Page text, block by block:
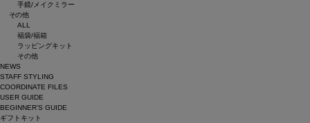
手鏡/メイクミラー
その他
ALL
福袋/福箱
ラッピングキット
その他
NEWS
STAFF STYLING
COORDINATE FILES
USER GUIDE
BEGINNER’S GUIDE
ギフトキット